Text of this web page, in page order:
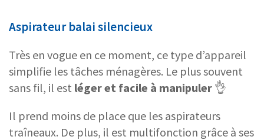
Aspirateur balai silencieux
Très en vogue en ce moment, ce type d’appareil
simplifie les tâches ménagères. Le plus souvent
sans fil, il est léger et facile à manipuler 👌
Il prend moins de place que les aspirateurs
traîneaux. De plus, il est multifonction grâce à ses